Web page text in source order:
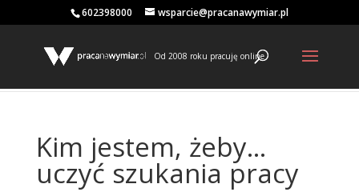
602398000 wsparcie@pracanawymiar.pl
Od 2008 roku pracuję online
Kim jestem, żeby…
uczyć szukania pracy